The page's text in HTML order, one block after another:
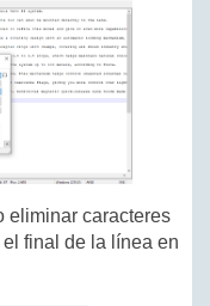
eliminar caracteres
final de la línea en